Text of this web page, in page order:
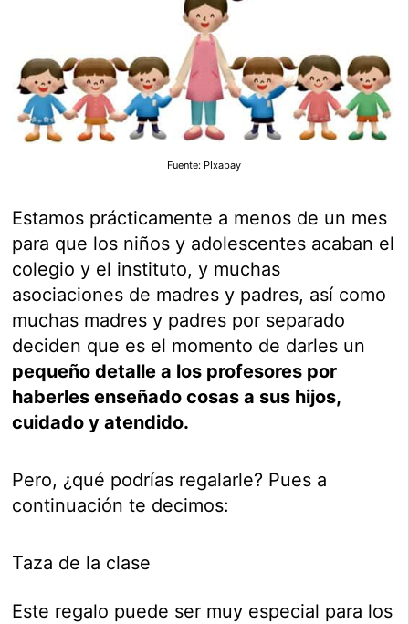
Fuente: PIxabay
Estamos prácticamente a menos de un mes
para que los niños y adolescentes acaban el
colegio y el instituto, y muchas
asociaciones de madres y padres, así como
muchas madres y padres por separado
deciden que es el momento de darles un
pequeño detalle a los profesores por
haberles enseñado cosas a sus hijos,
cuidado y atendido.
Pero, ¿qué podrías regalarle? Pues a
continuación te decimos:
Taza de la clase
Este regalo puede ser muy especial para los